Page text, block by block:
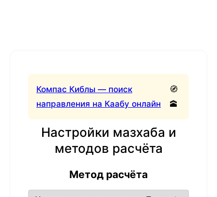
Компас Киблы — поиск
направления на Каабу онлайн
🧭
🕋
Настройки мазхаба и
методов расчёта
Метод расчёта